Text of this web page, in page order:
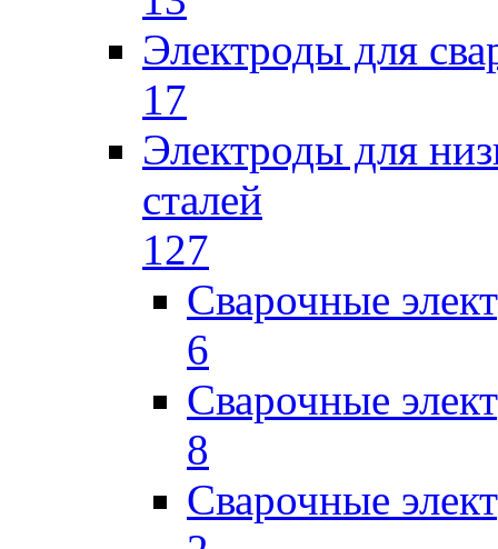
Электроды для
17
Электроды для
сталей
127
Сварочные
6
Сварочные
8
Сварочные